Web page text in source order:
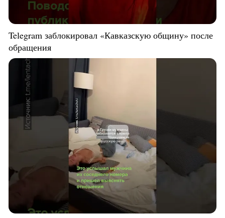
Telegram заблокировал «Кавказскую общину» после
обращения